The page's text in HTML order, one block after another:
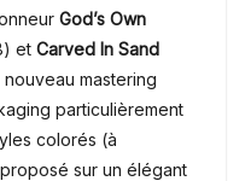
God’s Own
et Carved In Sand
mastering
particulièrement
colorés (à
sur un élégant